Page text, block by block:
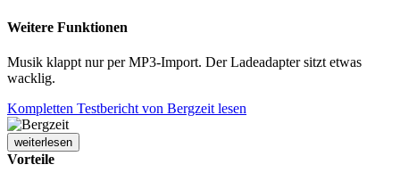
Weitere Funktionen
Musik klappt nur per MP3-Import. Der Ladeadapter sitzt etwas
wacklig.
Kompletten Testbericht von Bergzeit lesen
weiterlesen
Vorteile